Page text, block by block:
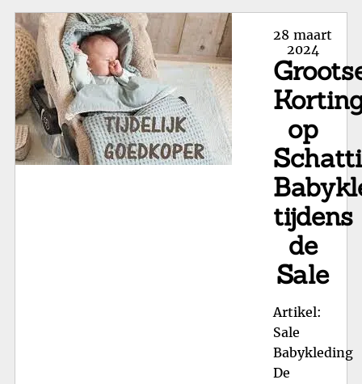
Posted
on
28 maart
2024
op
tijdens
de
Sale
Artikel:
Sale
Babykleding
De